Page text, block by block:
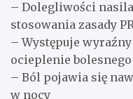
– Dolegliwości
stosowania zasady
– Występuje
ocieplenie
– Ból pojawia się
w nocy